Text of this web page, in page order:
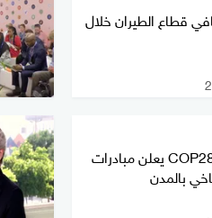
قطاع الطيران خلال
مؤتمر الأطراف COP28 يعلن مبادرات
بالمدن